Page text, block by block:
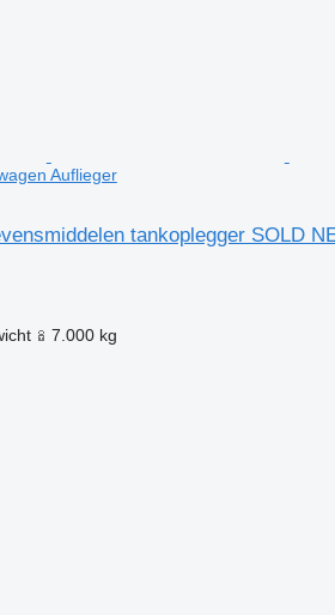
Auflieger
tankoplegger SOLD
7.000 kg